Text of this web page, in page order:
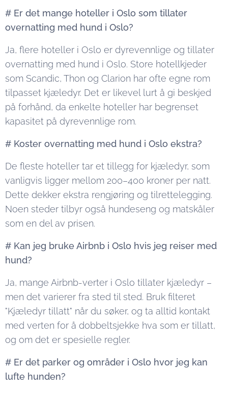
# Er det mange hoteller i Oslo som tillater
overnatting med hund i Oslo?
Ja, flere hoteller i Oslo er dyrevennlige og tillater
overnatting med hund i Oslo. Store hotellkjeder
som Scandic, Thon og Clarion har ofte egne rom
tilpasset kjæledyr. Det er likevel lurt å gi beskjed
på forhånd, da enkelte hoteller har begrenset
kapasitet på dyrevennlige rom.
# Koster overnatting med hund i Oslo ekstra?
De fleste hoteller tar et tillegg for kjæledyr, som
vanligvis ligger mellom 200–400 kroner per natt.
Dette dekker ekstra rengjøring og tilrettelegging.
Noen steder tilbyr også hundeseng og matskåler
som en del av prisen.
# Kan jeg bruke Airbnb i Oslo hvis jeg reiser med
hund?
Ja, mange Airbnb-verter i Oslo tillater kjæledyr –
men det varierer fra sted til sted. Bruk filteret
"Kjæledyr tillatt" når du søker, og ta alltid kontakt
med verten for å dobbeltsjekke hva som er tillatt,
og om det er spesielle regler.
# Er det parker og områder i Oslo hvor jeg kan
lufte hunden?